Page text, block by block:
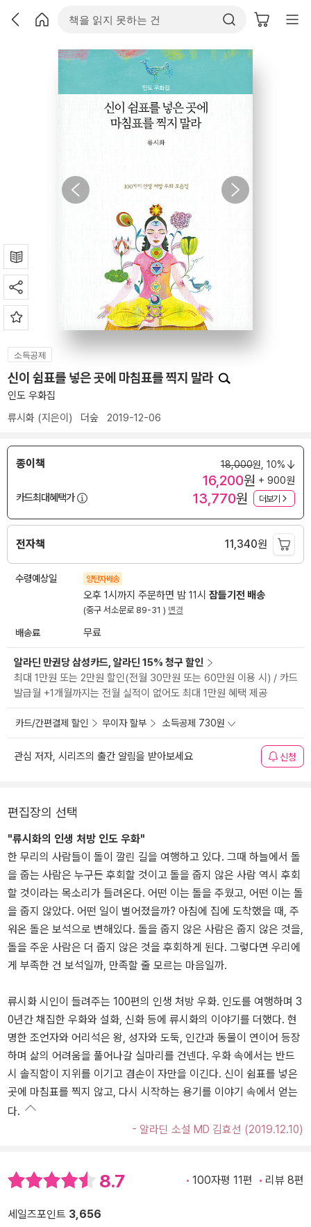
소득공제
신이 쉼표를 넣은 곳에 마침표를 찍지 말라
인도 우화집
류시화 (지은이) 더숲 2019-12-06
종이책 18,000원, 10%
16,200원 + 900원
카드최대혜택가
13,770원 더보기
전자책 11,340원
수령예상일 양탄자배송
오후 1시까지 주문하면 밤 11시 잠들기전 배송
(중구 서소문로 89-31 ) 변경
배송료 무료
알라딘 만권당 삼성카드, 알라딘 15% 청구 할인
최대 1만원 또는 2만원 할인(전월 30만원 또는 60만원 이용 시) / 카드
발급월 +1개월까지는 전월 실적이 없어도 최대 1만원 혜택 제공
카드/간편결제 할인 무이자 할부 소득공제 730원
관심 저자, 시리즈의 출간 알림을 받아보세요 신청
편집장의 선택
"류시화의 인생 처방 인도 우화"
한 무리의 사람들이 돌이 깔린 길을 여행하고 있다. 그때 하늘에서 돌
을 줍는 사람은 누구든 후회할 것이고 돌을 줍지 않은 사람 역시 후회
할 것이라는 목소리가 들려온다. 어떤 이는 돌을 주웠고, 어떤 이는 돌
을 줍지 않았다. 어떤 일이 벌어졌을까? 아침에 집에 도착했을 때, 주
워온 돌은 보석으로 변해있다. 돌을 줍지 않은 사람은 줍지 않은 것을,
돌을 주운 사람은 더 줍지 않은 것을 후회하게 된다. 그렇다면 우리에
게 부족한 건 보석일까, 만족할 줄 모르는 마음일까.
류시화 시인이 들려주는 100편의 인생 처방 우화. 인도를 여행하며 3
0년간 채집한 우화와 설화, 신화 등에 류시화의 이야기를 더했다. 현
명한 조언자와 어리석은 왕, 성자와 도둑, 인간과 동물이 연이어 등장
하며 삶의 어려움을 풀어나갈 실마리를 건넨다. 우화 속에서는 반드
시 솔직함이 지위를 이기고 겸손이 자만을 이긴다. 신이 쉼표를 넣은
곳에 마침표를 찍지 않고, 다시 시작하는 용기를 이야기 속에서 얻는
다.
- 알라딘 소설 MD 김효선 (2019.12.10)
8.7 100자평 11편 리뷰 8편
세일즈포인트 3,656